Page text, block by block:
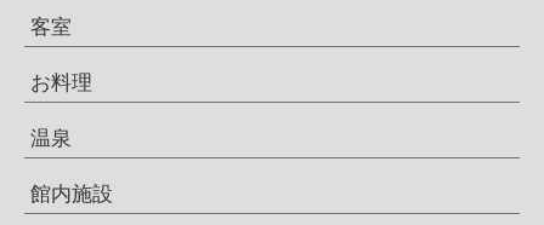
客室
お料理
温泉
館内施設